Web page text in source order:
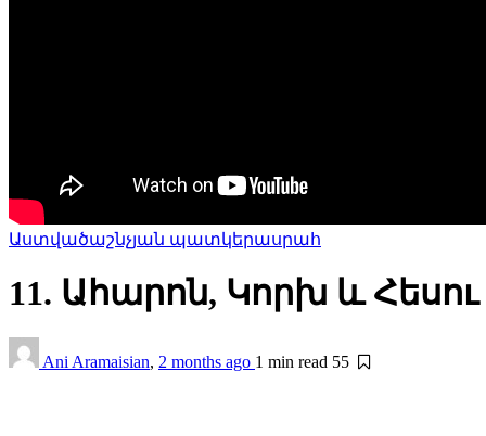
Աստվածաշնչյան պատկերասրահ
11. Ահարոն, Կորխ և Հեսու
Ani Aramaisian, 2 months ago 1 min read 55